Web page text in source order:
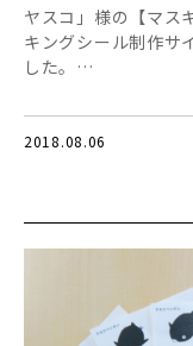
ヤスコ」様の【マス
キングシール制作サ
した。…
2018.08.06